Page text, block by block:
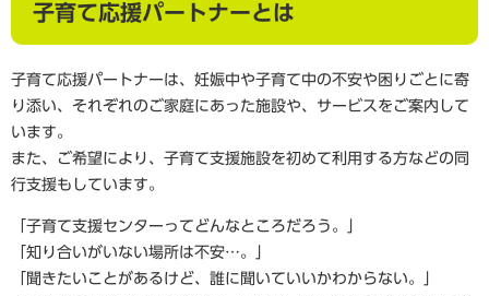
子育て応援パートナーとは
子育て応援パートナーは、妊娠中や子育て中の不安や困りごとに寄
り添い、それぞれのご家庭にあった施設や、サービスをご案内して
います。
また、
ご希望により、子育て支援施設を初めて利用する方などの同
行支援もしています。
「子育て支援センターってどんなところだろう。」
「知り合いがいない場所は不安…。」
「聞きたいことがあるけど、誰に聞いていいかわからない。」